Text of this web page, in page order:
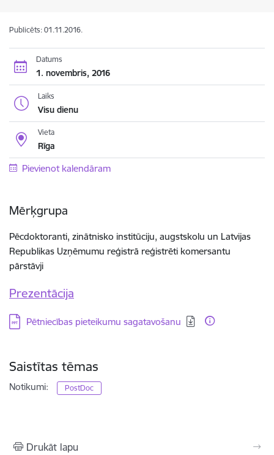
Publicēts: 01.11.2016.
Datums
1. novembris, 2016
Laiks
Visu dienu
Vieta
Rīga
Pievienot kalendāram
Mērķgrupa
Pēcdoktoranti, zinātnisko institūciju, augstskolu un Latvijas
Republikas Uzņēmumu reģistrā reģistrēti komersantu
pārstāvji
Prezentācija
Lejupielādēt:
Pētniecības pieteikumu sagatavošanu
Saistītas tēmas
Notikumi: PostDoc
Drukāt lapu